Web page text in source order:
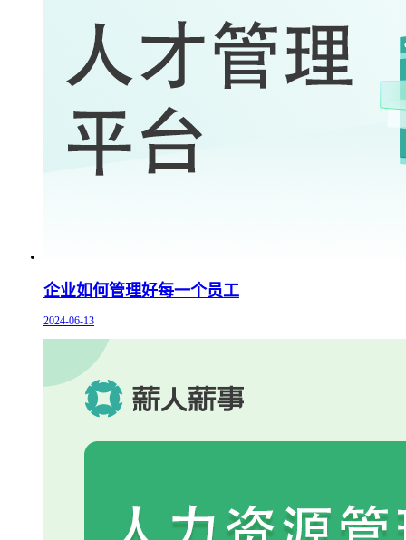
企业如何管理好每一个员工
2024-06-13